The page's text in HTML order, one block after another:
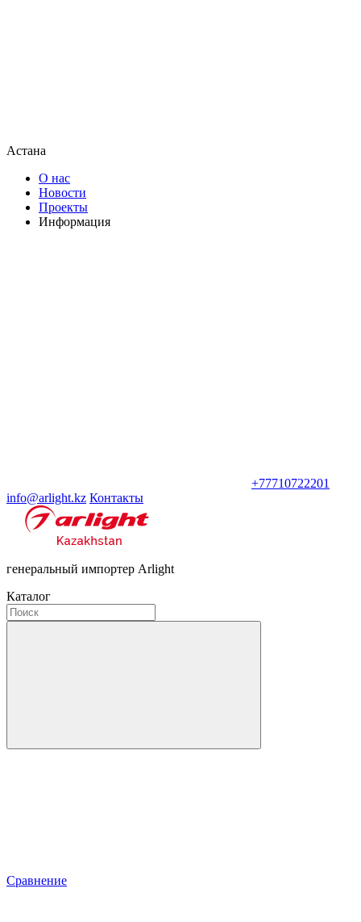
Астана
О нас
Новости
Проекты
Информация
+77710722201
info@arlight.kz Контакты
генеральный импортер Arlight
Каталог
Сравнение